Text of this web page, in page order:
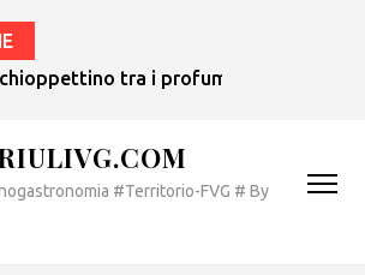
tra i profumi del nuovo
#Territorio-FVG # By